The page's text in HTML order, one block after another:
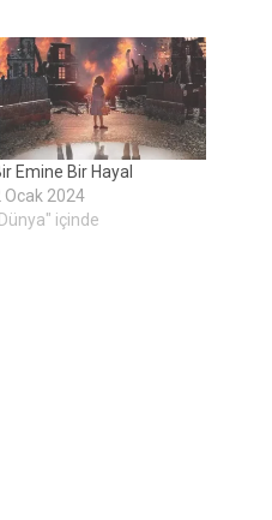
Emine Bir Hayal
Ocak 2024
içinde